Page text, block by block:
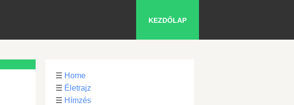
KEZDŐLAP
☰ Home
☰ Életrajz
☰ Hímzés